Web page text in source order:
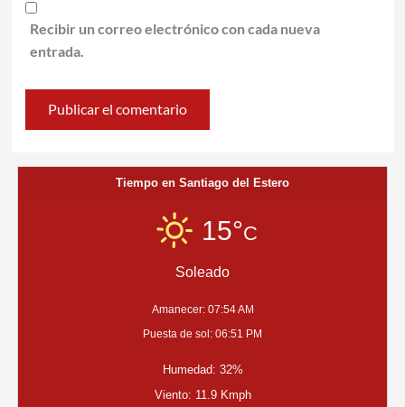
Recibir un correo electrónico con cada nueva
entrada.
Tiempo en Santiago del Estero
15°C
Soleado
Amanecer: 07:54 AM
Puesta de sol: 06:51 PM
Humedad: 32%
Viento: 11.9 Kmph